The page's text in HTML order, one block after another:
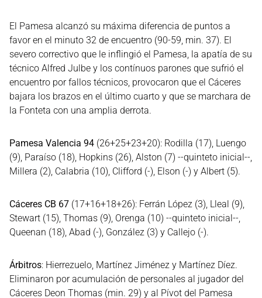
El Pamesa alcanzó su máxima diferencia de puntos a
favor en el minuto 32 de encuentro (90-59, min. 37). El
severo correctivo que le inflingió el Pamesa, la apatía de su
técnico Alfred Julbe y los contínuos parones que sufrió el
encuentro por fallos técnicos, provocaron que el Cáceres
bajara los brazos en el último cuarto y que se marchara de
la Fonteta con una amplia derrota.
Pamesa Valencia 94 (26+25+23+20): Rodilla (17), Luengo
(9), Paraíso (18), Hopkins (26), Alston (7) --quinteto inicial--,
Millera (2), Calabria (10), Clifford (-), Elson (-) y Albert (5).
Cáceres CB 67 (17+16+18+26): Ferrán López (3), Lleal (9),
Stewart (15), Thomas (9), Orenga (10) --quinteto inicial--,
Queenan (18), Abad (-), González (3) y Callejo (-).
Árbitros: Hierrezuelo, Martínez Jiménez y Martínez Díez.
Eliminaron por acumulación de personales al jugador del
Cáceres Deon Thomas (min. 29) y al Pívot del Pamesa